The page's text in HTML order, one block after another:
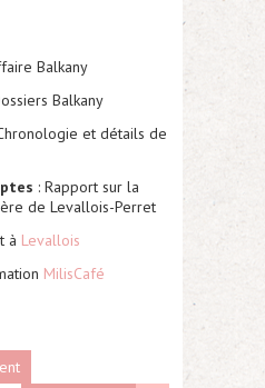
Balkany
Balkany
et détails de
: Rapport sur la
de Levallois-Perret
à Levallois
MilisCafé